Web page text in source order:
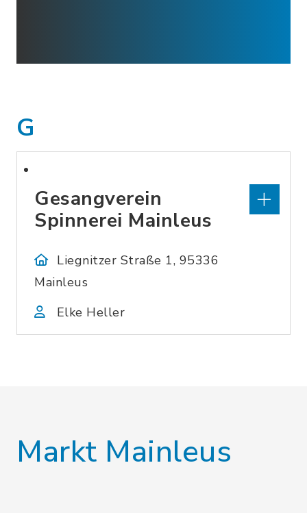
G
Gesangverein
Spinnerei Mainleus
Liegnitzer Straße 1, 95336
Mainleus
Elke Heller
Markt Mainleus